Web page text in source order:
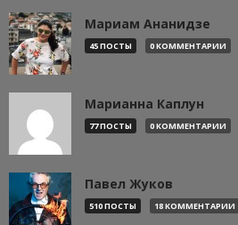
Мариам Ананидзе
45 ПОСТЫ 0 КОММЕНТАРИИ
Марианна Каплун
77 ПОСТЫ 0 КОММЕНТАРИИ
Павел Жуков
510 ПОСТЫ 18 КОММЕНТАРИИ